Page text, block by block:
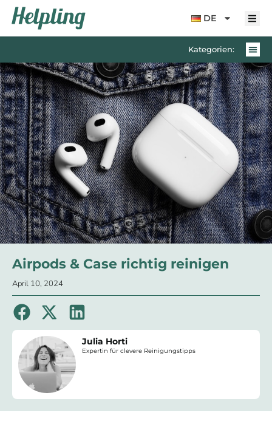
springen
DE
Kategorien:
Airpods & Case richtig reinigen
April 10, 2024
Julia Horti
Expertin für clevere Reinigungstipps